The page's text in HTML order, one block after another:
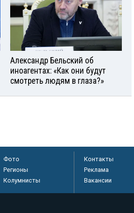
Александр Бельский об
иноагентах: «Как они будут
смотреть людям в глаза?»
Фото
Регионы
Колумнисты
Контакты
Реклама
Вакансии